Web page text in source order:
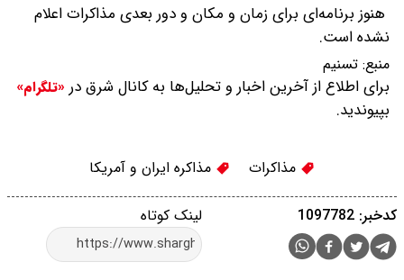
هنوز برنامه‌ای برای زمان و مکان و دور بعدی مذاکرات اعلام
نشده است.
منبع: تسنیم
برای اطلاع از آخرین اخبار و تحلیل‌ها به کانال شرق در «تلگرام»
بپیوندید.
مذاکرات مذاکره ایران و آمریکا
لینک کوتاه کدخبر: 1097782